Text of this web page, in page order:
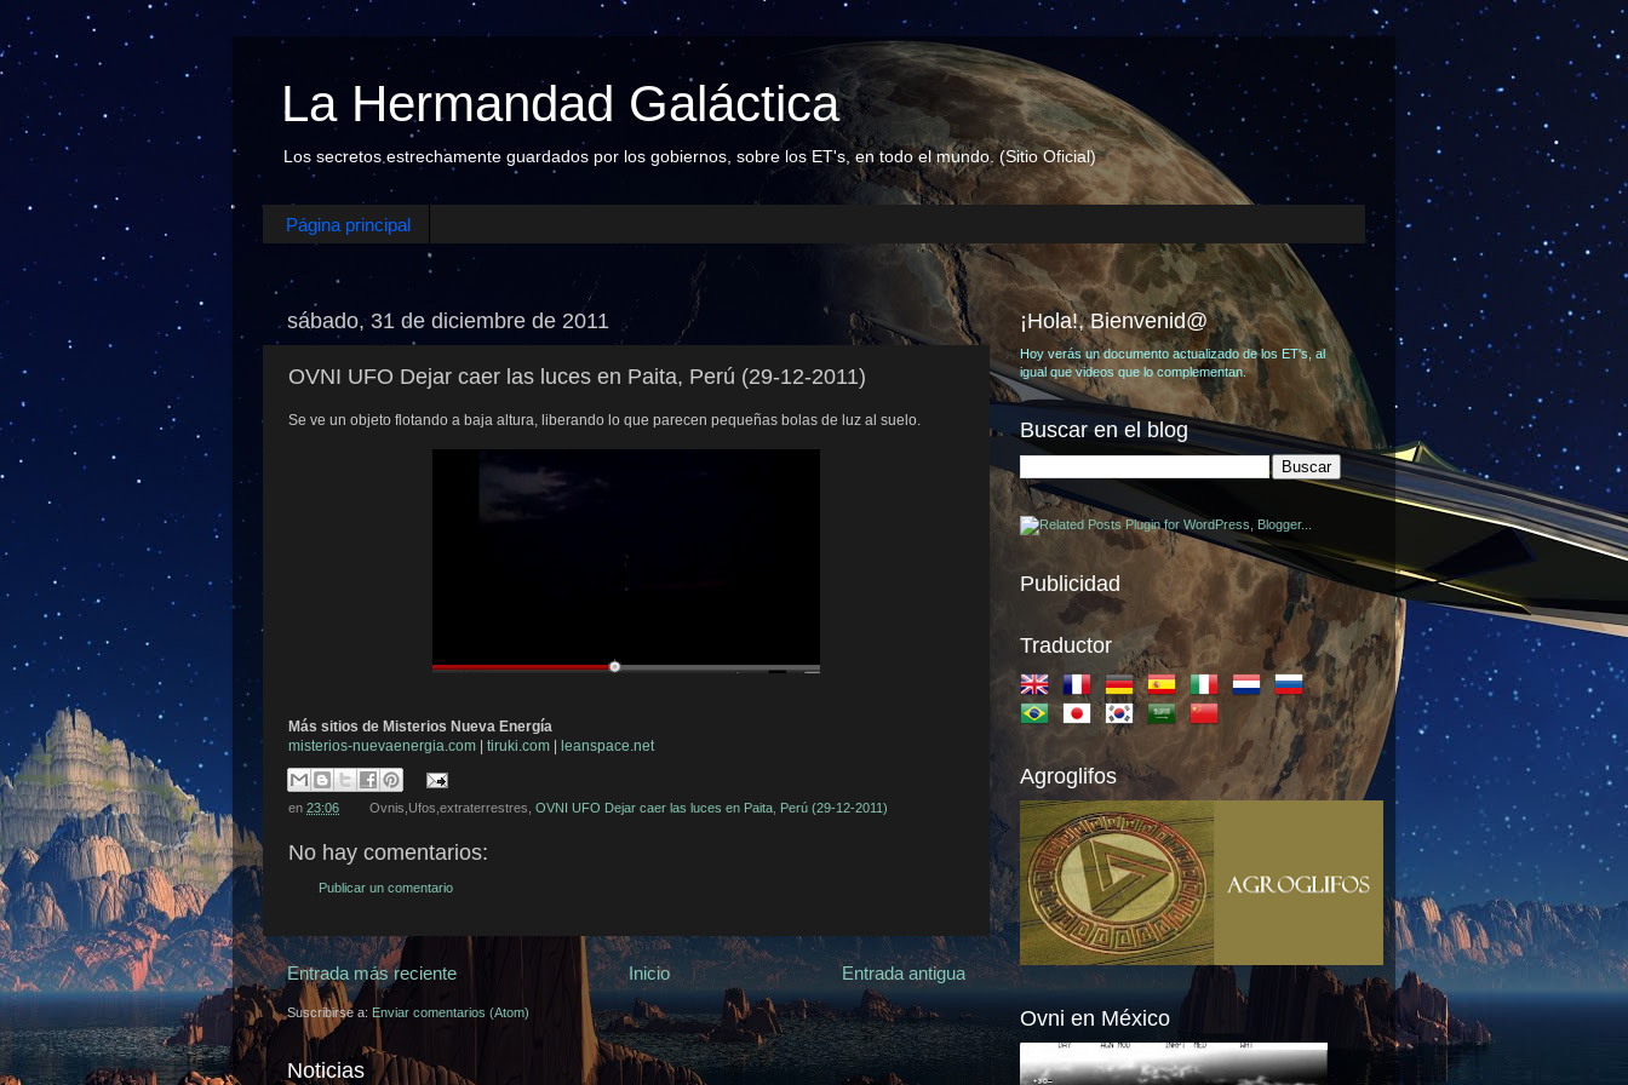
La Hermandad Galáctica
Los secretos estrechamente guardados por los gobiernos, sobre los ET's, en todo el mundo. (Sitio Oficial)
Página principal
sábado, 31 de diciembre de 2011
OVNI UFO Dejar caer las luces en Paita, Perú (29-12-2011)
Se ve un objeto flotando a baja altura, liberando lo que parecen pequeñas bolas de luz al suelo.
Más sitios de Misterios Nueva Energía
misterios-nuevaenergia.com | tiruki.com | leanspace.net
en 23:06 Ovnis,Ufos,extraterrestres, OVNI UFO Dejar caer las luces en Paita, Perú (29-12-2011)
No hay comentarios:
Publicar un comentario
Entrada más reciente Entrada antigua
Inicio
Suscribirse a: Enviar comentarios (Atom)
Noticias
¡Hola!, Bienvenid@
Hoy verás un documento actualizado de los ET's, al
igual que videos que lo complementan.
Buscar en el blog
Publicidad
Traductor
Agroglifos
Ovni en México